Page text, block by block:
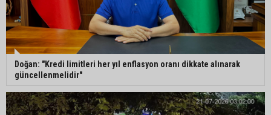
Doğan: "Kredi limitleri her yıl enflasyon oranı dikkate alınarak
güncellenmelidir"